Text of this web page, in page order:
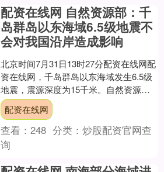
配资在线网 自然资源部：千
岛群岛以东海域6.5级地震不
会对我国沿岸造成影响
北京时间7月31日13时27分配资在线网配
资在线网，千岛群岛以东海域发生6.5级
地震，震源深度为15千米。自然资源部
海啸预警中心根据初步地震参数判断，
地震可能会....
配资在线网
查看：248 分类：炒股配资官网查
询